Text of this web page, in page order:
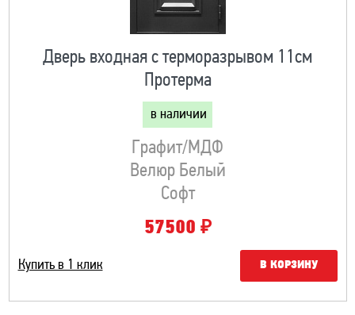
Дверь входная с терморазрывом 11см
Протерма
в наличии
Графит/МДФ
Велюр Белый
Софт
57500 ₽
Купить в 1 клик В КОРЗИНУ